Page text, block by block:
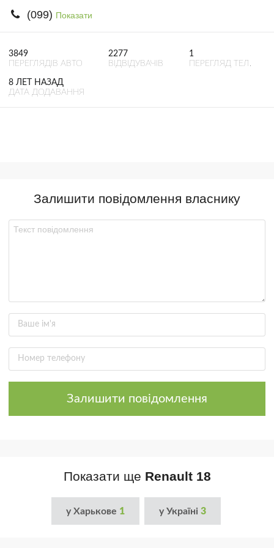
(099) Показати
3849
ПЕРЕГЛЯДІВ АВТО
2277
ВІДВІДУВАЧІВ
1
ПЕРЕГЛЯД ТЕЛ.
8 ЛЕТ НАЗАД
ДАТА ДОДАВАННЯ
Залишити повідомлення власнику
Залишити повідомлення
Показати ще Renault 18
у Харькове 1 у Україні 3